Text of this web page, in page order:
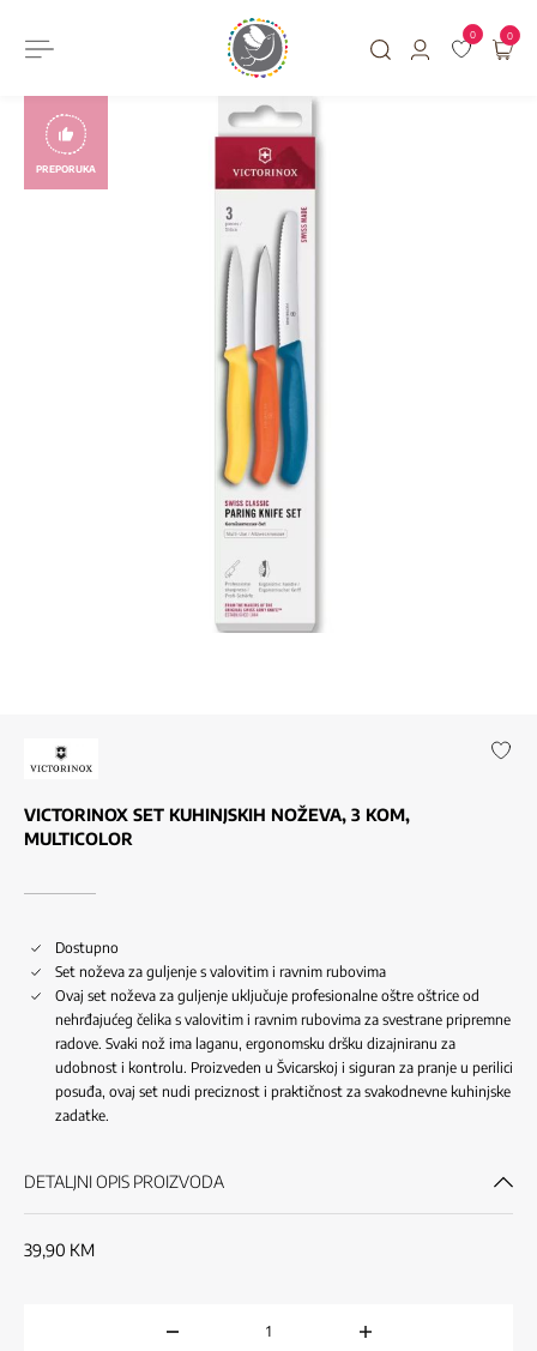
0 0
PREPORUKA
VICTORINOX SET KUHINJSKIH NOŽEVA, 3 KOM,
MULTICOLOR
Dostupno
Set noževa za guljenje s valovitim i ravnim rubovima
Ovaj set noževa za guljenje uključuje profesionalne oštre oštrice od
nehrđajućeg čelika s valovitim i ravnim rubovima za svestrane pripremne
radove. Svaki nož ima laganu, ergonomsku dršku dizajniranu za
udobnost i kontrolu. Proizveden u Švicarskoj i siguran za pranje u perilici
posuđa, ovaj set nudi preciznost i praktičnost za svakodnevne kuhinjske
zadatke.
DETALJNI OPIS PROIZVODA
39,90 KM